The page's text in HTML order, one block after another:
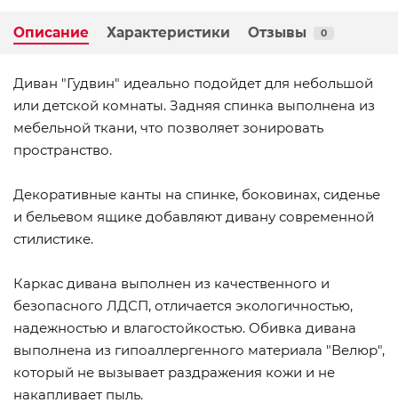
Описание Характеристики Отзывы 0
Диван "Гудвин" идеально подойдет для небольшой
или детской комнаты. Задняя спинка выполнена из
мебельной ткани, что позволяет зонировать
пространство.
Декоративные канты на спинке, боковинах, сиденье
и бельевом ящике добавляют дивану современной
стилистике.
Каркас дивана выполнен из качественного и
безопасного ЛДСП, отличается экологичностью,
надежностью и влагостойкостью. Обивка дивана
выполнена из гипоаллергенного материала "Велюр",
который не вызывает раздражения кожи и не
накапливает пыль.